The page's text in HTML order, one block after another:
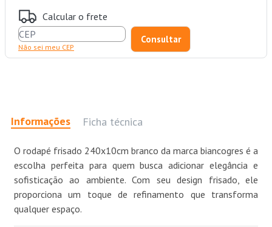
Calcular o frete
Não sei meu CEP
Informações Ficha técnica
O rodapé frisado 240x10cm branco da marca biancogres é a
escolha perfeita para quem busca adicionar elegância e
sofisticação ao ambiente. Com seu design frisado, ele
proporciona um toque de refinamento que transforma
qualquer espaço.